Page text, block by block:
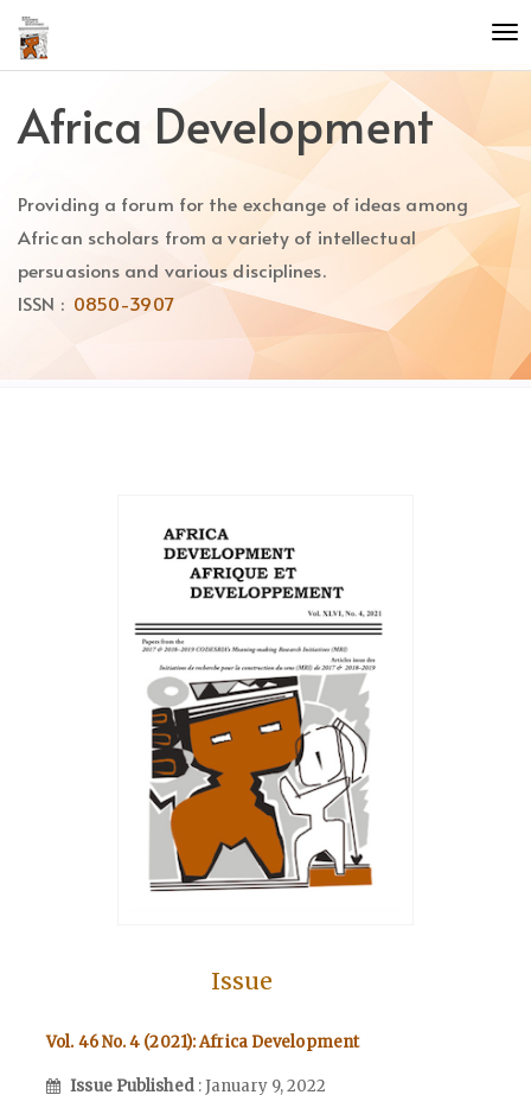
Quick
jump
to
content
Main
Main
Content
Africa Development
Providing a forum for the exchange of ideas among
African scholars from a variety of intellectual
persuasions and various disciplines.
ISSN : 0850-3907
Issue
Vol. 46 No. 4 (2021): Africa Development
Issue Published : January 9, 2022